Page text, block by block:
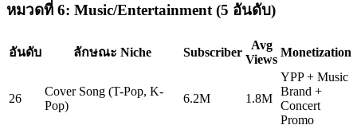
หมวดที่ 6: Music/Entertainment (5 อันดับ)
อันดับ ลักษณะ Niche Subscriber
Avg
Views
Monetization
26
Cover Song (T-Pop, K-
Pop)
6.2M 1.8M
YPP + Music
Brand +
Concert
Promo